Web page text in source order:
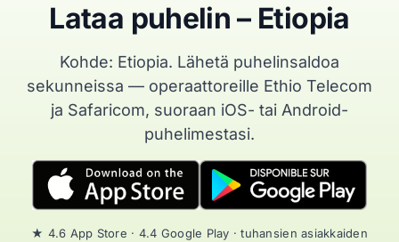
Lataa puhelin – Etiopia
Kohde: Etiopia. Lähetä puhelinsaldoa
sekunneissa — operaattoreille Ethio Telecom
ja Safaricom, suoraan iOS- tai Android-
puhelimestasi.
★ 4.6 App Store · 4.4 Google Play · tuhansien asiakkaiden